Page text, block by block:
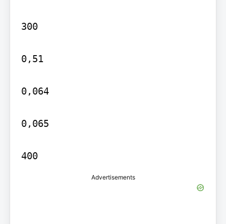
300
0,51
0,064
0,065
400
Advertisements